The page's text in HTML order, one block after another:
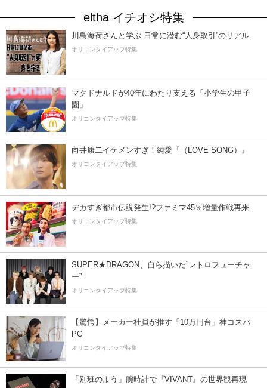
eltha イチオシ特集
川島海荷さんと学ぶ 日常に潜む“人身取引”のリアル
オリコンタイアップ特集
マクドナルドが40年にわたり支える「小学生の甲子
園」
オリコンタイアップ特集
向井康二イケメンすぎ！純愛『（LOVE SONG）』
オリコンタイアップ特集
デカすぎ都市伝説発生!?ファミマ45％増量作戦再来
オリコンタイアップ特集
SUPER★DRAGON、自ら描いた”レトロフューチャ
ー”
オリコンタイアップ特集
【驚愕】メーカー社員が推す「10万円台」神コスパ
PC
オリコンタイアップ特集
「別班のよう」腕時計で『VIVANT』の世界観再現